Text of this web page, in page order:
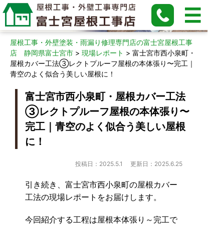
現場レポート
屋根工事・外壁塗装・雨漏り修理専門店の富士宮屋根工事
店 静岡県富士宮市 > 現場レポート > 富士宮市西小泉町・
屋根カバー工法③レクトプルーフ屋根の本体張り〜完工｜
青空のよく似合う美しい屋根に！
富士宮市西小泉町・屋根カバー工法
③レクトプルーフ屋根の本体張り〜
完工｜青空のよく似合う美しい屋根
に！
投稿日：2025.5.1 更新日：2025.6.25
引き続き、富士宮市西小泉町の屋根カバー
工法の現場レポートをお届けします。
今回紹介する工程は屋根本体張り～完工で